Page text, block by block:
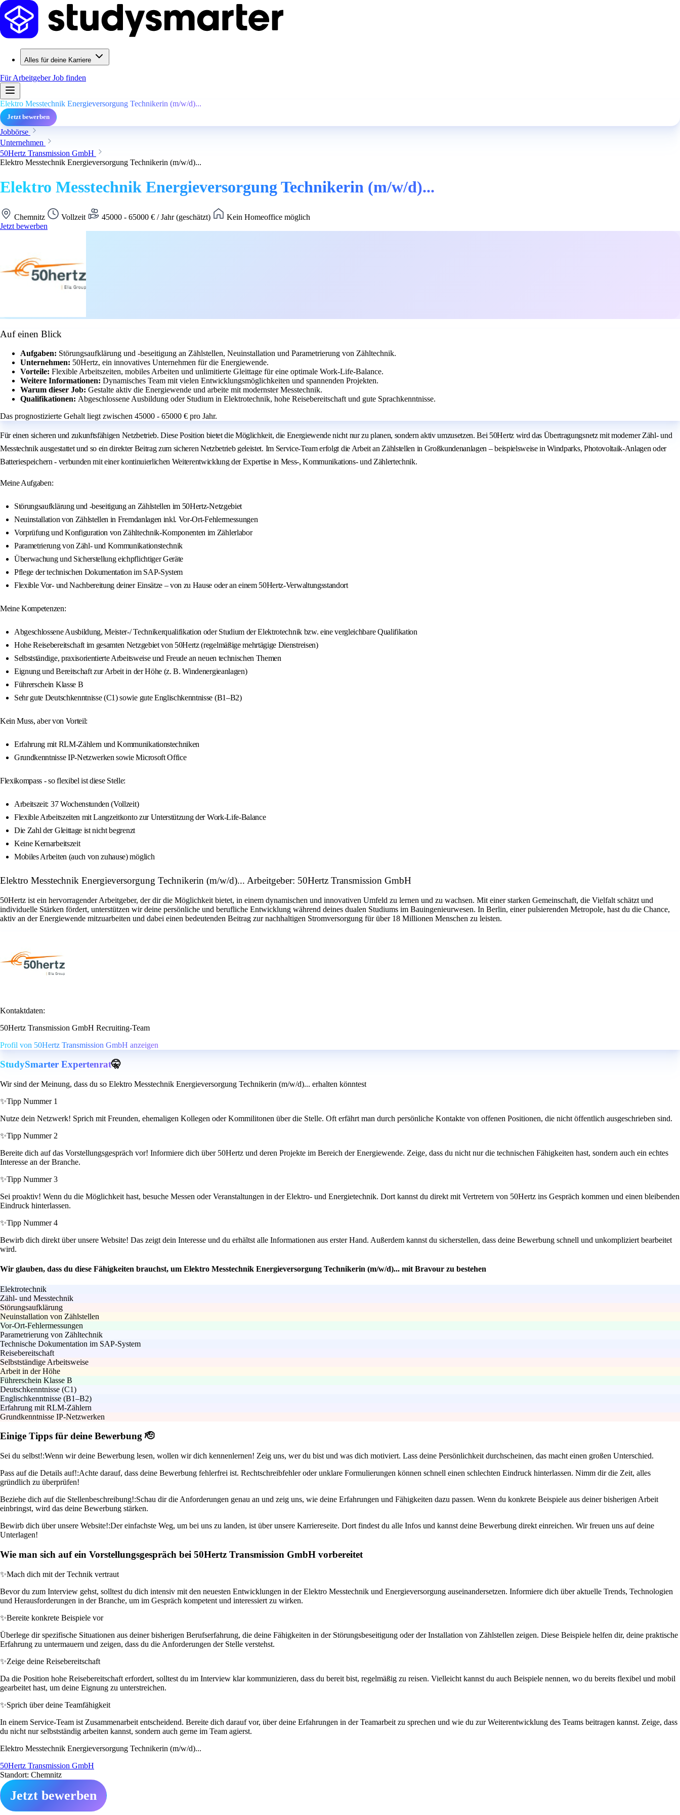
Alles für deine Karriere
Für ArbeitgeberJob finden
Elektro Messtechnik Energieversorgung Technikerin (m/w/d)...
Jetzt bewerben
Jobbörse
Unternehmen
50Hertz Transmission GmbH
Elektro Messtechnik Energieversorgung Technikerin (m/w/d)...
Elektro Messtechnik Energieversorgung Technikerin (m/w/d)...
Chemnitz Vollzeit 45000 - 65000 € / Jahr (geschätzt)
Kein Homeoffice möglich
Jetzt bewerben
Auf einen Blick
Aufgaben: Störungsaufklärung und -beseitigung an Zählstellen, Neuinstallation und Parametrierung von Zähltechnik.
Unternehmen: 50Hertz, ein innovatives Unternehmen für die Energiewende.
Vorteile: Flexible Arbeitszeiten, mobiles Arbeiten und unlimitierte Gleittage für eine optimale Work-Life-Balance.
Weitere Informationen: Dynamisches Team mit vielen Entwicklungsmöglichkeiten und spannenden Projekten.
Warum dieser Job: Gestalte aktiv die Energiewende und arbeite mit modernster Messtechnik.
Qualifikationen: Abgeschlossene Ausbildung oder Studium in Elektrotechnik, hohe Reisebereitschaft und gute Sprachkenntnisse.
Das prognostizierte Gehalt liegt zwischen 45000 - 65000 € pro Jahr.
Für einen sicheren und zukunftsfähigen Netzbetrieb. Diese Position bietet die Möglichkeit, die Energiewende nicht nur zu planen, sondern aktiv umzusetzen. Bei 50Hertz wird das Übertragungsnetz mit moderner Zähl- und
Messtechnik ausgestattet und so ein direkter Beitrag zum sicheren Netzbetrieb geleistet. Im Service-Team erfolgt die Arbeit an Zählstellen in Großkundenanlagen – beispielsweise in Windparks, Photovoltaik-Anlagen oder
Batteriespeichern - verbunden mit einer kontinuierlichen Weiterentwicklung der Expertise in Mess-, Kommunikations- und Zählertechnik.
Meine Aufgaben:
Störungsaufklärung und -beseitigung an Zählstellen im 50Hertz-Netzgebiet
Neuinstallation von Zählstellen in Fremdanlagen inkl. Vor-Ort-Fehlermessungen
Vorprüfung und Konfiguration von Zähltechnik-Komponenten im Zählerlabor
Parametrierung von Zähl- und Kommunikationstechnik
Überwachung und Sicherstellung eichpflichtiger Geräte
Pflege der technischen Dokumentation im SAP-System
Flexible Vor- und Nachbereitung deiner Einsätze – von zu Hause oder an einem 50Hertz-Verwaltungsstandort
Meine Kompetenzen:
Abgeschlossene Ausbildung, Meister-/ Technikerqualifikation oder Studium der Elektrotechnik bzw. eine vergleichbare Qualifikation
Hohe Reisebereitschaft im gesamten Netzgebiet von 50Hertz (regelmäßige mehrtägige Dienstreisen)
Selbstständige, praxisorientierte Arbeitsweise und Freude an neuen technischen Themen
Eignung und Bereitschaft zur Arbeit in der Höhe (z. B. Windenergieanlagen)
Führerschein Klasse B
Sehr gute Deutschkenntnisse (C1) sowie gute Englischkenntnisse (B1–B2)
Kein Muss, aber von Vorteil:
Erfahrung mit RLM-Zählern und Kommunikationstechniken
Grundkenntnisse IP-Netzwerken sowie Microsoft Office
Flexikompass - so flexibel ist diese Stelle:
Arbeitszeit: 37 Wochenstunden (Vollzeit)
Flexible Arbeitszeiten mit Langzeitkonto zur Unterstützung der Work-Life-Balance
Die Zahl der Gleittage ist nicht begrenzt
Keine Kernarbeitszeit
Mobiles Arbeiten (auch von zuhause) möglich
Elektro Messtechnik Energieversorgung Technikerin (m/w/d)... Arbeitgeber: 50Hertz Transmission GmbH
50Hertz ist ein hervorragender Arbeitgeber, der dir die Möglichkeit bietet, in einem dynamischen und innovativen Umfeld zu lernen und zu wachsen. Mit einer starken Gemeinschaft, die Vielfalt schätzt und
individuelle Stärken fördert, unterstützen wir deine persönliche und berufliche Entwicklung während deines dualen Studiums im Bauingenieurwesen. In Berlin, einer pulsierenden Metropole, hast du die Chance,
aktiv an der Energiewende mitzuarbeiten und dabei einen bedeutenden Beitrag zur nachhaltigen Stromversorgung für über 18 Millionen Menschen zu leisten.
Kontaktdaten:
50Hertz Transmission GmbH Recruiting-Team
Profil von 50Hertz Transmission GmbH anzeigen
StudySmarter Expertenrat🤫
Wir sind der Meinung, dass du so Elektro Messtechnik Energieversorgung Technikerin (m/w/d)... erhalten könntest
✨Tipp Nummer 1
Nutze dein Netzwerk! Sprich mit Freunden, ehemaligen Kollegen oder Kommilitonen über die Stelle. Oft erfährt man durch persönliche Kontakte von offenen Positionen, die nicht öffentlich ausgeschrieben sind.
✨Tipp Nummer 2
Bereite dich auf das Vorstellungsgespräch vor! Informiere dich über 50Hertz und deren Projekte im Bereich der Energiewende. Zeige, dass du nicht nur die technischen Fähigkeiten hast, sondern auch ein echtes
Interesse an der Branche.
✨Tipp Nummer 3
Sei proaktiv! Wenn du die Möglichkeit hast, besuche Messen oder Veranstaltungen in der Elektro- und Energietechnik. Dort kannst du direkt mit Vertretern von 50Hertz ins Gespräch kommen und einen bleibenden
Eindruck hinterlassen.
✨Tipp Nummer 4
Bewirb dich direkt über unsere Website! Das zeigt dein Interesse und du erhältst alle Informationen aus erster Hand. Außerdem kannst du sicherstellen, dass deine Bewerbung schnell und unkompliziert bearbeitet
wird.
Wir glauben, dass du diese Fähigkeiten brauchst, um Elektro Messtechnik Energieversorgung Technikerin (m/w/d)... mit Bravour zu bestehen
Elektrotechnik
Zähl- und Messtechnik
Störungsaufklärung
Neuinstallation von Zählstellen
Vor-Ort-Fehlermessungen
Parametrierung von Zähltechnik
Technische Dokumentation im SAP-System
Reisebereitschaft
Selbstständige Arbeitsweise
Arbeit in der Höhe
Führerschein Klasse B
Deutschkenntnisse (C1)
Englischkenntnisse (B1–B2)
Erfahrung mit RLM-Zählern
Grundkenntnisse IP-Netzwerken
Einige Tipps für deine Bewerbung 🫡
Sei du selbst!:Wenn wir deine Bewerbung lesen, wollen wir dich kennenlernen! Zeig uns, wer du bist und was dich motiviert. Lass deine Persönlichkeit durchscheinen, das macht einen großen Unterschied.
Pass auf die Details auf!:Achte darauf, dass deine Bewerbung fehlerfrei ist. Rechtschreibfehler oder unklare Formulierungen können schnell einen schlechten Eindruck hinterlassen. Nimm dir die Zeit, alles
gründlich zu überprüfen!
Beziehe dich auf die Stellenbeschreibung!:Schau dir die Anforderungen genau an und zeig uns, wie deine Erfahrungen und Fähigkeiten dazu passen. Wenn du konkrete Beispiele aus deiner bisherigen Arbeit
einbringst, wird das deine Bewerbung stärken.
Bewirb dich über unsere Website!:Der einfachste Weg, um bei uns zu landen, ist über unsere Karriereseite. Dort findest du alle Infos und kannst deine Bewerbung direkt einreichen. Wir freuen uns auf deine
Unterlagen!
Wie man sich auf ein Vorstellungsgespräch bei 50Hertz Transmission GmbH vorbereitet
✨Mach dich mit der Technik vertraut
Bevor du zum Interview gehst, solltest du dich intensiv mit den neuesten Entwicklungen in der Elektro Messtechnik und Energieversorgung auseinandersetzen. Informiere dich über aktuelle Trends, Technologien
und Herausforderungen in der Branche, um im Gespräch kompetent und interessiert zu wirken.
✨Bereite konkrete Beispiele vor
Überlege dir spezifische Situationen aus deiner bisherigen Berufserfahrung, die deine Fähigkeiten in der Störungsbeseitigung oder der Installation von Zählstellen zeigen. Diese Beispiele helfen dir, deine praktische
Erfahrung zu untermauern und zeigen, dass du die Anforderungen der Stelle verstehst.
✨Zeige deine Reisebereitschaft
Da die Position hohe Reisebereitschaft erfordert, solltest du im Interview klar kommunizieren, dass du bereit bist, regelmäßig zu reisen. Vielleicht kannst du auch Beispiele nennen, wo du bereits flexibel und mobil
gearbeitet hast, um deine Eignung zu unterstreichen.
✨Sprich über deine Teamfähigkeit
In einem Service-Team ist Zusammenarbeit entscheidend. Bereite dich darauf vor, über deine Erfahrungen in der Teamarbeit zu sprechen und wie du zur Weiterentwicklung des Teams beitragen kannst. Zeige, dass
du nicht nur selbstständig arbeiten kannst, sondern auch gerne im Team agierst.
Elektro Messtechnik Energieversorgung Technikerin (m/w/d)...
50Hertz Transmission GmbH
Standort: Chemnitz
Jetzt bewerben